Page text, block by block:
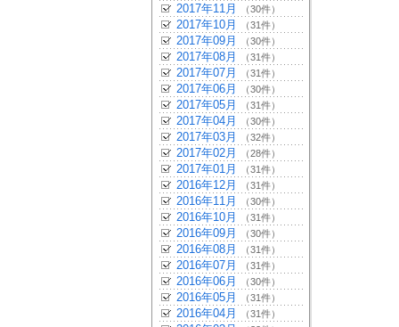
2017年11月 （30件）
2017年10月 （31件）
2017年09月 （30件）
2017年08月 （31件）
2017年07月 （31件）
2017年06月 （30件）
2017年05月 （31件）
2017年04月 （30件）
2017年03月 （32件）
2017年02月 （28件）
2017年01月 （31件）
2016年12月 （31件）
2016年11月 （30件）
2016年10月 （31件）
2016年09月 （30件）
2016年08月 （31件）
2016年07月 （31件）
2016年06月 （30件）
2016年05月 （31件）
2016年04月 （31件）